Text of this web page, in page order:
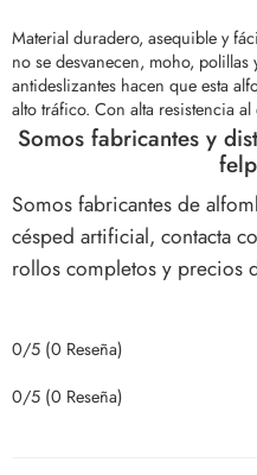
Material duradero, asequible y
no se desvanecen, moho, polillas
antideslizantes hacen que esta
alto tráfico. Con alta resistencia al
Somos fabricantes y
Somos fabricantes de
césped artificial, contacta
rollos completos y precios
0/5 (0 Reseña)
0/5 (0 Reseña)